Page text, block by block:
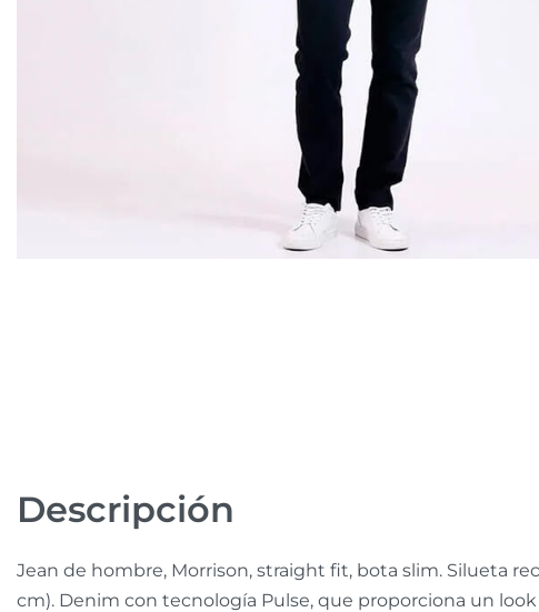
Descripción
Jean de hombre, Morrison, straight fit, bota slim. Silueta
cm). Denim con tecnología Pulse, que proporciona un